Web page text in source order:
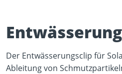
Der Entwässerungsclip für
Ableitung von